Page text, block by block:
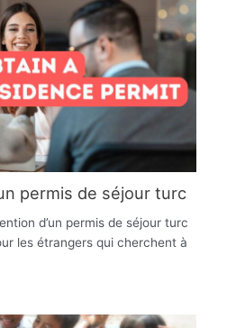
permis de séjour turc
d’un permis de séjour turc
les étrangers qui cherchent à